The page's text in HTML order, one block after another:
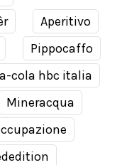
Aperitivo
Pippocaffo
cola hbc italia
Mineracqua